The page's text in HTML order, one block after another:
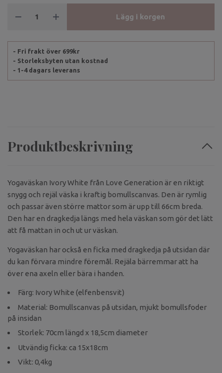
Lägg i korgen
- Fri frakt över 699kr
- Storleksbyten utan kostnad
- 1-4 dagars leverans
Produktbeskrivning
Yogaväskan Ivory White från Love Generation är en riktigt
snygg och rejäl väska i kraftig bomullscanvas. Den är rymlig
och passar även större mattor som är upp till 66cm breda.
Den har en dragkedja längs med hela väskan som gör det lätt
att få mattan in och ut ur väskan.
Yogaväskan har också en ficka med dragkedja på utsidan där
du kan förvara mindre föremål. Rejäla bärremmar att ha
över ena axeln eller bära i handen.
Färg: Ivory White (elfenbensvit)
Material: Bomullscanvas på utsidan, mjukt bomullsfoder
på insidan
Storlek: 70cm längd x 18,5cm diameter
Utvändig ficka: ca 15x18cm
Vikt: 0,4kg